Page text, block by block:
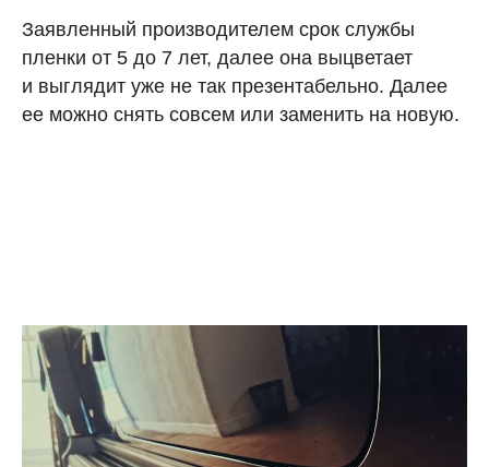
Заявленный производителем срок службы
пленки от 5 до 7 лет, далее она выцветает
и выглядит уже не так презентабельно. Далее
ее можно снять совсем или заменить на новую.